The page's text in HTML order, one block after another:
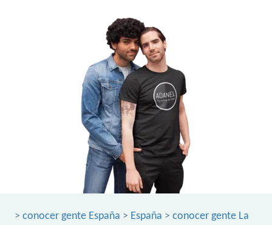
> conocer gente España > España > conocer gente La